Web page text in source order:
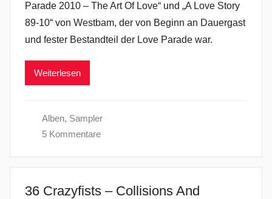
Parade 2010 – The Art Of Love“ und „A Love Story
89-10“ von Westbam, der von Beginn an Dauergast
und fester Bestandteil der Love Parade war.
Weiterlesen
Alben, Sampler
5 Kommentare
36 Crazyfists – Collisions And